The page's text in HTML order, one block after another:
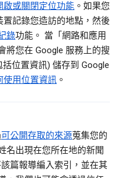
啟或關閉定位功能 。如果您
記錄您造訪的地點，然後
錄功能。 當「網路和應用
將您在 Google 服務上的搜
位置資訊) 儲存到 Google
使用位置資訊 。
可公開存取的來源蒐集您的
名出現在您所在地的新聞
篇報導編入索引，並在其